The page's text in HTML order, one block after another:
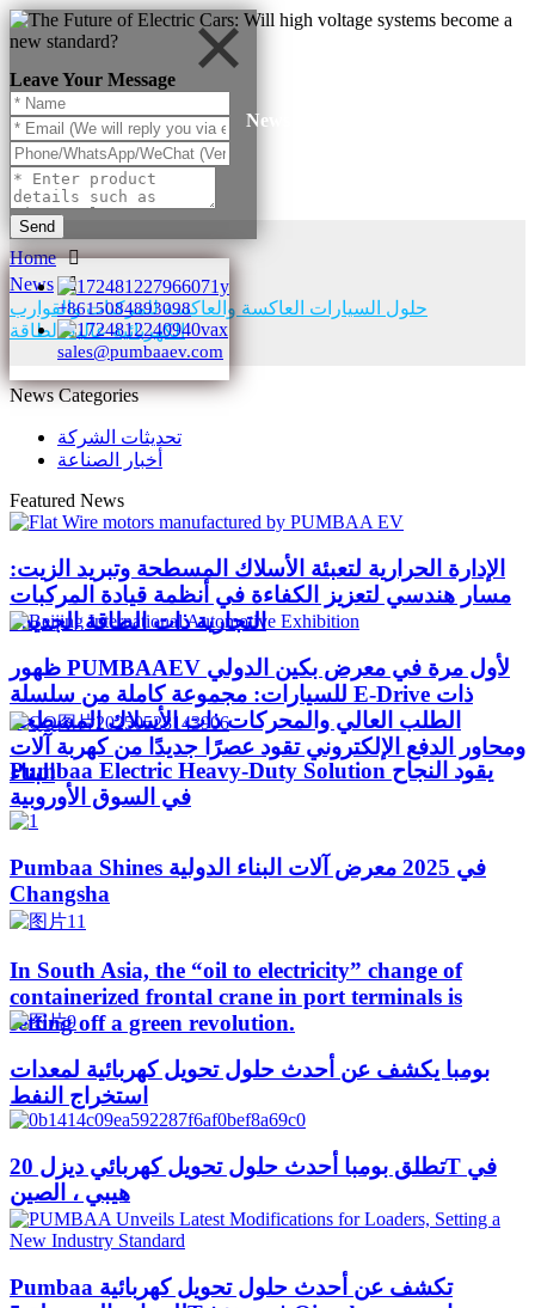
Leave Your Message
Send
+8615084893098
sales@pumbaaev.com
News
Home
News
حلول السيارات العاكسة والعاكسة للمركبات والقوارب
الكهربائية عالية الطاقة
News Categories
تحديثات الشركة
أخبار الصناعة
Featured News
الإدارة الحرارية لتعبئة الأسلاك المسطحة وتبريد الزيت:
مسار هندسي لتعزيز الكفاءة في أنظمة قيادة المركبات
التجارية ذات الطاقة الجديدة
ظهور PUMBAAEV لأول مرة في معرض بكين الدولي
للسيارات: مجموعة كاملة من سلسلة E-Drive ذات
الطلب العالي والمحركات ذات الأسلاك المسطحة
ومحاور الدفع الإلكتروني تقود عصرًا جديدًا من كهربة آلات
البناء
Pumbaa Electric Heavy-Duty Solution يقود النجاح
في السوق الأوروبية
Pumbaa Shines في 2025 معرض آلات البناء الدولية
Changsha
In South Asia, the “oil to electricity” change of
containerized frontal crane in port terminals is
setting off a green revolution.
بومبا يكشف عن أحدث حلول تحويل كهربائية لمعدات
استخراج النفط
تطلق بومبا أحدث حلول تحويل كهربائي ديزل 20T في
هيبي ، الصين
Pumbaa تكشف عن أحدث حلول تحويل كهربائية